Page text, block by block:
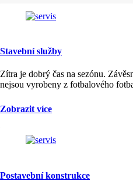
Stavební služby
Zítra je dobrý čas na sezónu.
nejsou vyrobeny z fotbalového
Zobrazit více
Postavební konstrukce